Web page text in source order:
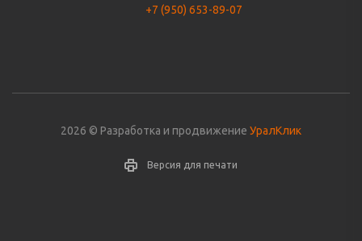
+7 (950) 653-89-07
2026 © Разработка и продвижение УралКлик
Версия для печати